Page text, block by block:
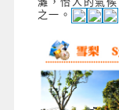
之一。